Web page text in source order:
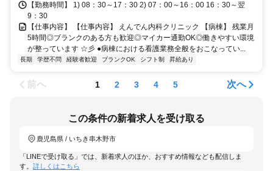
【勤務時間】 1) 08：30～17：30 2) 07：00～16：00 16：30～翌
9：30
【仕事内容】 【仕事内容】 えんでん内科クリニック 【病棟】 残業月
5時間◎ブランクのある方も歓迎◎マイカー通勤OK◎働きやすい環境
が整っています ☆彡 ●病棟における看護業務全般をおこなってい...
長期 学歴不問 経験者歓迎 ブランクOK シフト制 昇給あり
前へ 1 2 3 4 5 次へ
この条件の新着求人を受け取る
鹿児島県 / いちき串木野市
「LINEで受け取る」では、新着求人のほか、おすすめ情報なども配信しま
す。 詳しくはこちら